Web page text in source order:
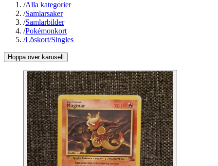
/Alla kategorier
/Samlarsaker
/Samlarbilder
/Pokémonkort
/Löskort/Singles
Hoppa över karusell